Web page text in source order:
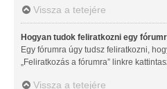
Vissza a tetejére
Hogyan tudok feliratkozni egy
Egy fórumra úgy tudsz feliratkozni,
„Feliratkozás a fórumra” linkre
Vissza a tetejére